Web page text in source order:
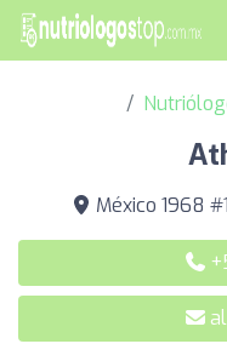
México 1968